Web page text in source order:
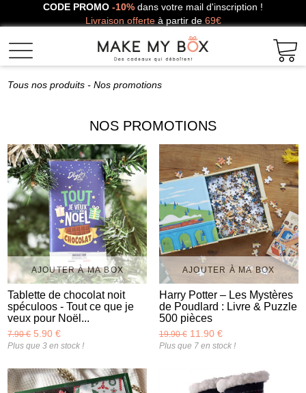
CODE PROMO -10% dans votre mail d'inscription !
Livraison offerteà partir de69€
Tous nos produits - Nos promotions
NOS PROMOTIONS
AJOUTER À MA BOX
Tablette de chocolat noit
spéculoos - Tout ce que je
veux pour Noël...
7.90 €5.90 €
Plus que 3 en stock !
AJOUTER À MA BOX
Harry Potter – Les Mystères
de Poudlard : Livre & Puzzle
500 pièces
19.90 €11.90 €
Plus que 7 en stock !